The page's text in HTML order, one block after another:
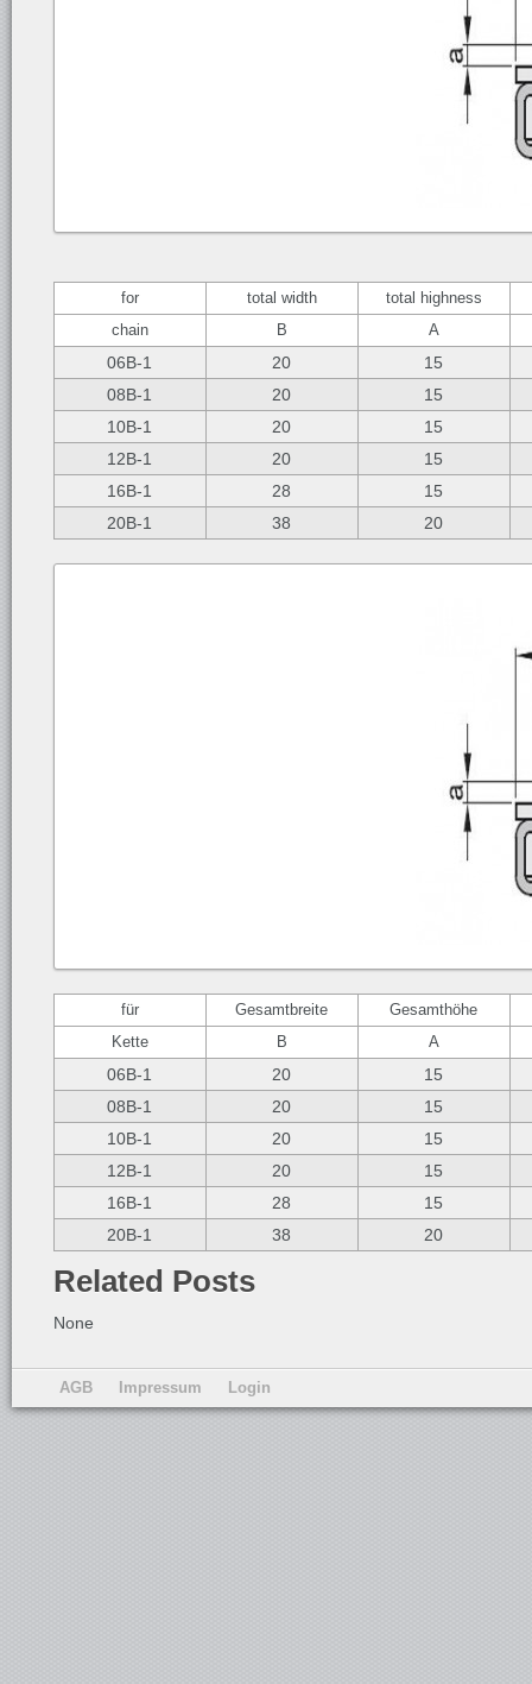
for total width
total highness
chain
B A
06B-1 20
15
08B-1
20
15
10B-1
20
15
12B-1
20
15
16B-1
28
15
20B-1
38 20
für Gesamtbreite
Gesamthöhe
Kette
B A
06B-1 20
15
08B-1
20
15
10B-1
20
15
12B-1
20
15
16B-1
28
15
20B-1
38 20
Related Posts
None
AGB Impressum Login